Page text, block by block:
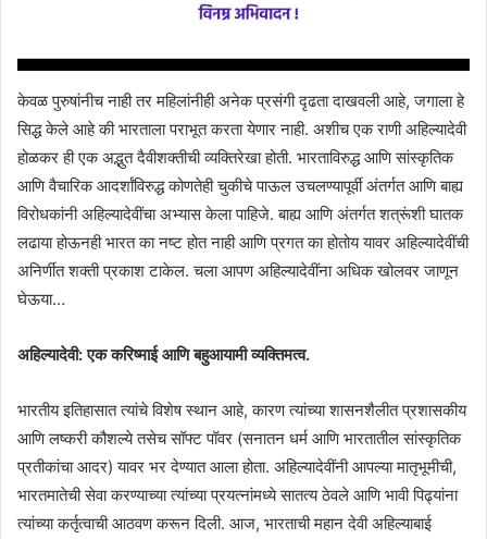
केवळ पुरुषांनीच नाही तर महिलांनीही अनेक प्रसंगी दृढता दाखवली आहे, जगाला हे
सिद्ध केले आहे की भारताला पराभूत करता येणार नाही. अशीच एक राणी अहिल्यादेवी
होळकर ही एक अद्भुत दैवीशक्तीची व्यक्तिरेखा होती. भारताविरुद्ध आणि सांस्कृतिक
आणि वैचारिक आदर्शांविरुद्ध कोणतेही चुकीचे पाऊल उचलण्यापूर्वी अंतर्गत आणि बाह्य
विरोधकांनी अहिल्यादेवींचा अभ्यास केला पाहिजे. बाह्य आणि अंतर्गत शत्रूंशी घातक
लढाया होऊनही भारत का नष्ट होत नाही आणि प्रगत का होतोय यावर अहिल्यादेवींची
अनिर्णीत शक्ती प्रकाश टाकेल. चला आपण अहिल्यादेवींना अधिक खोलवर जाणून
घेऊया…
अहिल्यादेवी: एक करिष्माई आणि बहुआयामी व्यक्तिमत्व.
भारतीय इतिहासात त्यांचे विशेष स्थान आहे, कारण त्यांच्या शासनशैलीत प्रशासकीय
आणि लष्करी कौशल्ये तसेच सॉफ्ट पॉवर (सनातन धर्म आणि भारतातील सांस्कृतिक
प्रतीकांचा आदर) यावर भर देण्यात आला होता. अहिल्यादेवींनी आपल्या मातृभूमीची,
भारतमातेची सेवा करण्याच्या त्यांच्या प्रयत्नांमध्ये सातत्य ठेवले आणि भावी पिढ्यांना
त्यांच्या कर्तृत्वाची आठवण करून दिली. आज, भारताची महान देवी अहिल्याबाई